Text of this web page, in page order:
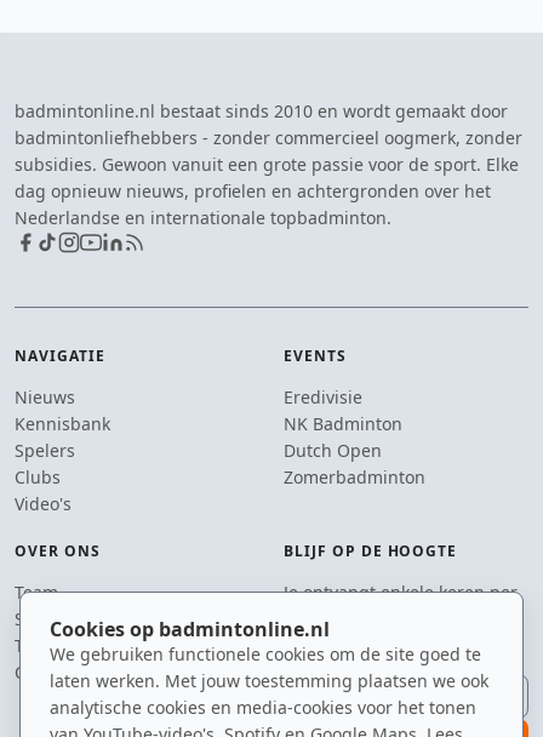
Cookies op badmintonline.nl
We gebruiken functionele cookies om de site goed te
laten werken. Met jouw toestemming plaatsen we ook
analytische cookies en media-cookies voor het tonen
badmintonline.nl bestaat sinds 2010 en wordt gemaakt door
badmintonliefhebbers - zonder commercieel oogmerk, zonder
subsidies. Gewoon vanuit een grote passie voor de sport. Elke
dag opnieuw nieuws, profielen en achtergronden over het
Nederlandse en internationale topbadminton.
NAVIGATIE
Nieuws
Kennisbank
Spelers
Clubs
Video's
EVENTS
Eredivisie
NK Badminton
Dutch Open
Zomerbadminton
OVER ONS
Team
Supporters
Tip de redactie
Contact
BLIJF OP DE HOOGTE
Je ontvangt enkele keren per
jaar een e-mail met het
laatste badmintonnieuws.
E-mailadres